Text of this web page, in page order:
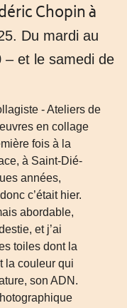
Chopin à
Du mardi au
– et le samedi de
fois à la
à Saint-Dié-
années,
c’était hier.
abordable,
et j’ai
toiles dont la
la couleur qui
son ADN.